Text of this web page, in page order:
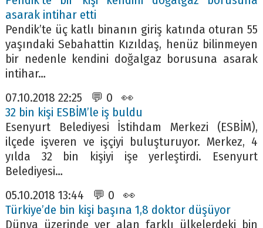
asarak intihar etti
Pendik’te üç katlı binanın giriş katında oturan 55
yaşındaki Sebahattin Kızıldaş, henüz bilinmeyen
bir nedenle kendini doğalgaz borusuna asarak
intihar…
07.10.2018 22:25 💬 0 👀
32 bin kişi ESBİM’le iş buldu
Esenyurt Belediyesi İstihdam Merkezi (ESBİM),
ilçede işveren ve işçiyi buluşturuyor. Merkez, 4
yılda 32 bin kişiyi işe yerleştirdi. Esenyurt
Belediyesi…
05.10.2018 13:44 💬 0 👀
Türkiye’de bin kişi başına 1,8 doktor düşüyor
Dünya üzerinde yer alan farklı ülkelerdeki bin